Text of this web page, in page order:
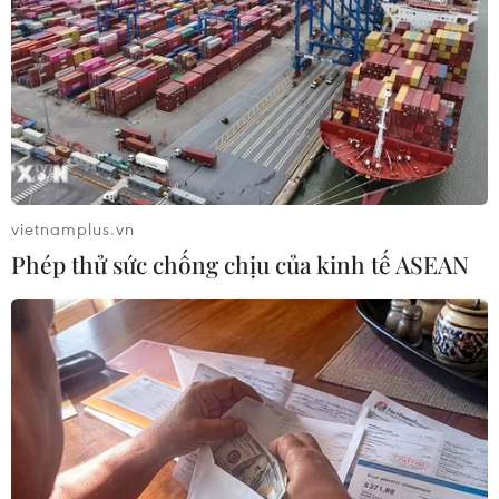
để các anh hùng, liệt sỹ sớm được xác nhận
thông tin, trở về với gia đình.
Địa phương sẵn sàng vào
cuộc
Là địa phương được thành phố lựa chọn làm
trước từ ngày 23/6, qua đó rút kinh nghiệm để
triển khai ở các nghĩa trang liệt sỹ trên toàn
thành phố, ngay sau khi nhận được kế hoạch, xã
Phù Đổng đã tổ chức họp, phân công nhiệm vụ
cụ thể cho các đơn vị, đồng thời huy động các
lực lượng tham gia.
Xã đã chia các khâu trong quy trình theo
nguyên tắc rõ người, rõ việc, rõ trách nhiệm,
tuyệt đối tuân thủ các yếu tố tâm linh. Bên cạnh
vietnamplus.vn
Phép thử sức chống chịu của kinh tế ASEAN